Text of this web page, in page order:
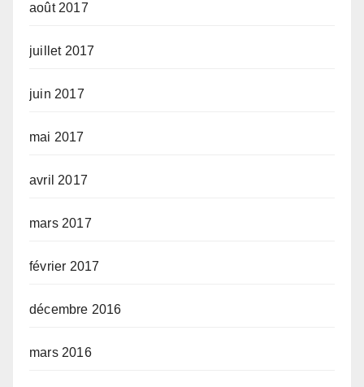
août 2017
juillet 2017
juin 2017
mai 2017
avril 2017
mars 2017
février 2017
décembre 2016
mars 2016